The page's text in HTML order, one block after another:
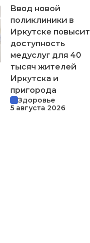
Ввод новой
поликлиники в
Иркутске повысит
доступность
медуслуг для 40
тысяч жителей
Иркутска и
пригорода
Здоровье
5 августа 2026